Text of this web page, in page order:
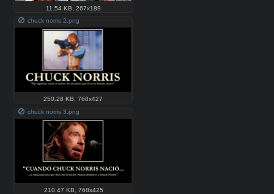
11.54 KB ,267x189
chuck norris 2.png
250.28 KB
768x427
chuck norris 3.png
210.47 KB 768x425